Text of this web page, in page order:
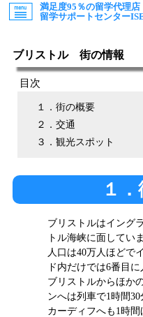
満足度95％の留学代理店
留学サポートセンター
ブリストル 街の情報
目次
１．街の概要
２．交通
３．観光スポット
１
ブリストルはイング
トル海峡に面してい
人口は40万人ほどで
ド内だけでは6番目
ブリストルからほか
ンへは列車で1時間
カーディフへも1時間